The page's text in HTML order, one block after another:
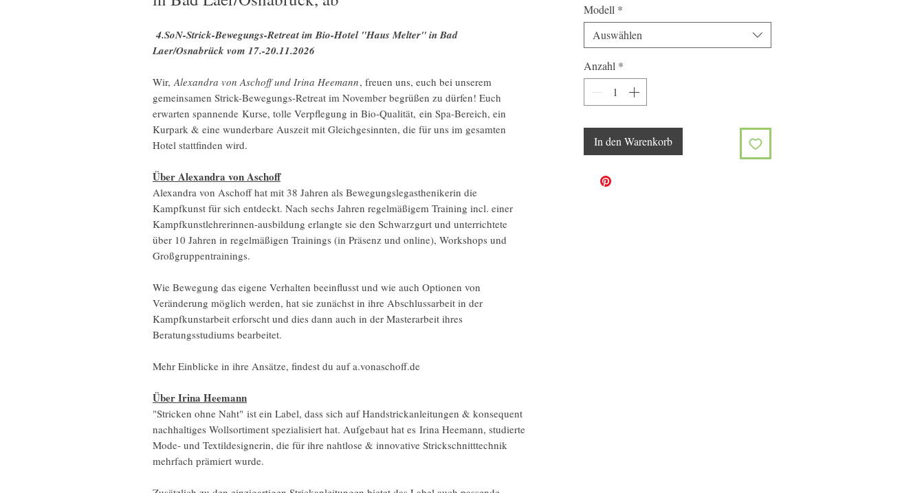
4.SoN-Strick-Bewegungs-Retreat im Bio-Hotel "Haus Melter" in Bad
Laer/Osnabrück vom 17.-20.11.2026
Wir,Alexandra von Aschoff und Irina Heemann, freuen uns, euch bei unserem
gemeinsamen Strick-Bewegungs-Retreat im November begrüßen zu dürfen! Euch
erwarten spannende Kurse, tolle Verpflegung in Bio-Qualität, ein Spa-Bereich, ein
Kurpark & eine wunderbare Auszeit mit Gleichgesinnten, die für uns im gesamten
Hotel stattfinden wird.
Über Alexandra von Aschoff
Alexandra von Aschoff hat mit 38 Jahren als Bewegungslegasthenikerin die
Kampfkunst für sich entdeckt. Nach sechs Jahren regelmäßigem Training incl. einer
Kampfkunstlehrerinnen-ausbildung erlangte sie den Schwarzgurt und unterrichtete
über 10 Jahren in regelmäßigen Trainings (in Präsenz und online), Workshops und
Großgruppentrainings.
Wie Bewegung das eigene Verhalten beeinflusst und wie auch Optionen von
Veränderung möglich werden, hat sie zunächst in ihre Abschlussarbeit in der
Kampfkunstarbeit erforscht und dies dann auch in der Masterarbeit ihres
Beratungsstudiums bearbeitet.
Mehr Einblicke in ihre Ansätze, findest du auf a.vonaschoff.de
Über Irina Heemann
"Stricken ohne Naht" ist ein Label, dass sich auf Handstrickanleitungen & konsequent
nachhaltiges Wollsortiment spezialisiert hat. Aufgebaut hat es Irina Heemann, studierte
Mode- und Textildesignerin, die für ihre nahtlose & innovative Strickschnitttechnik
mehrfach prämiert wurde.
Modell *
Auswählen
Anzahl *
In den Warenkorb